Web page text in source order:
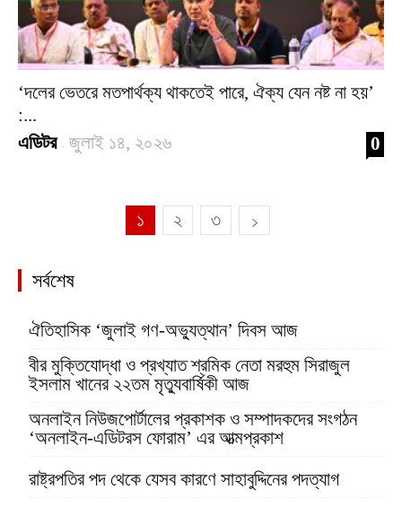
‘দলের ভেতরে মতপার্থক্য থাকতেই পারে, ঐক্য যেন নষ্ট না হয়’
:...
এডিটর - জুলাই ১৪, ২০২৬ 0
১ ২ ৩
সর্বশেষ
ঐতিহাসিক ‘জুলাই গণ-অভ্যুত্থান’ দিবস আজ
বীর মুক্তিযোদ্ধা ও প্রখ্যাত শ্রমিক নেতা মরহুম সিরাজুল
ইসলাম খানের ২২তম মৃত্যুবার্ষিকী আজ
অনলাইন নিউজপোর্টালের প্রকাশক ও সম্পাদকদের সংগঠন
‘অনলাইন-এডিটরস ফোরাম’ এর আত্মপ্রকাশ
রাষ্ট্রপতির পদ থেকে যেসব কারণে সাহাবুদ্দিনের পদত্যাগ